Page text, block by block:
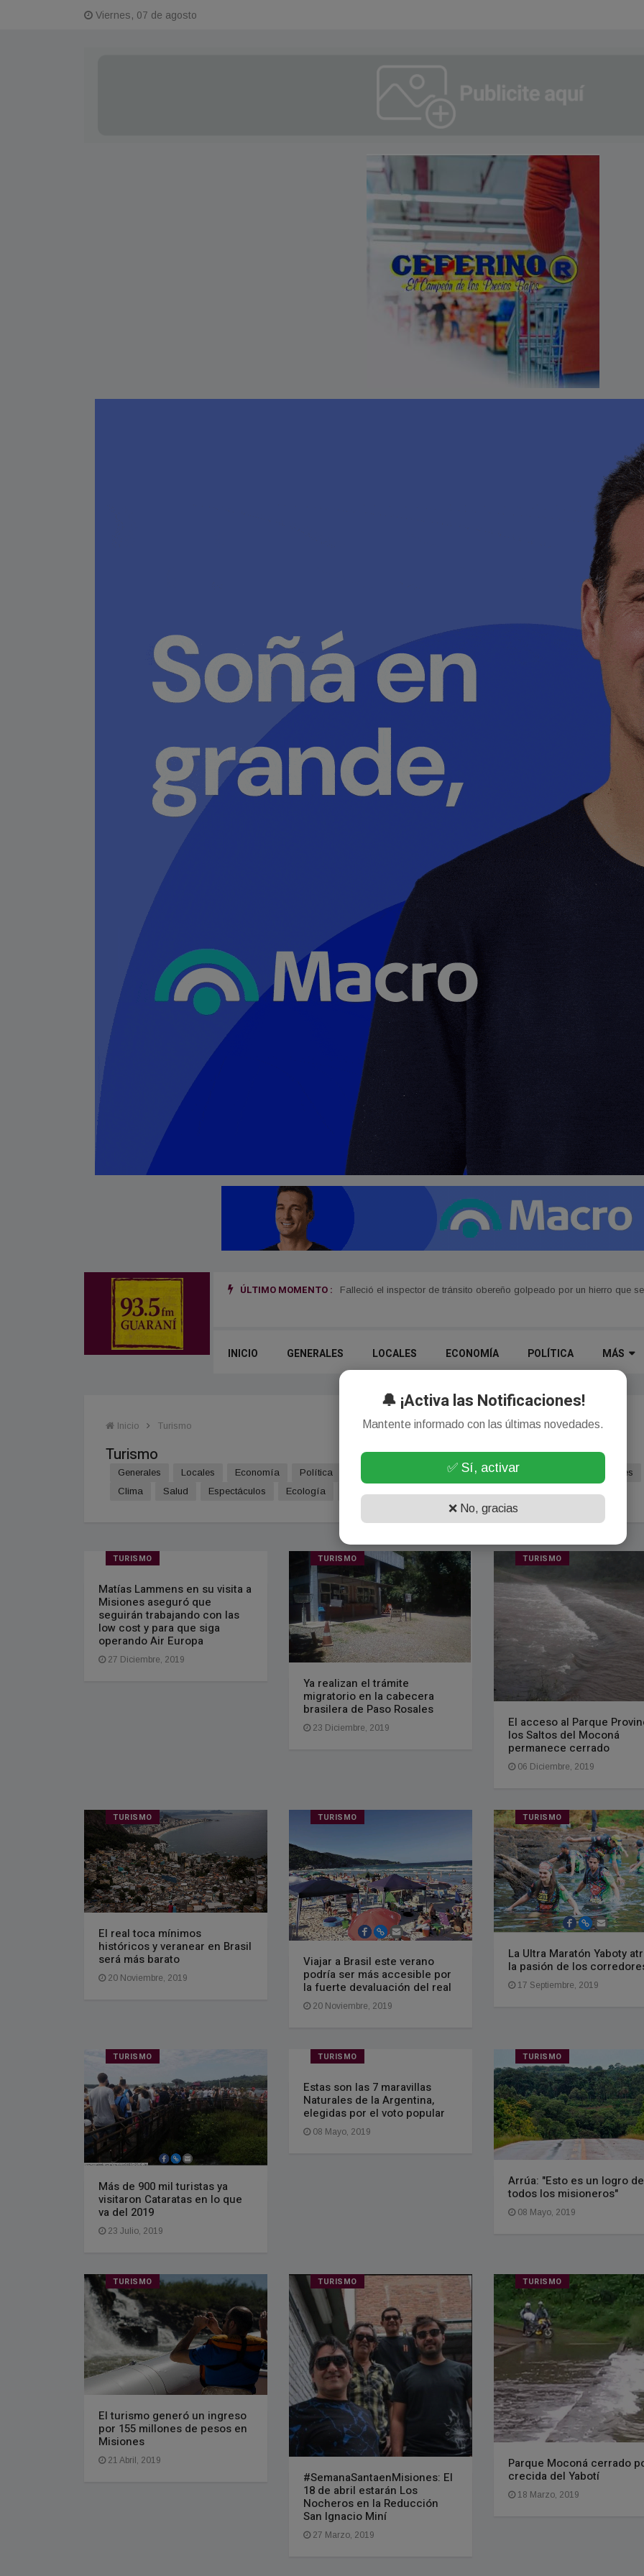
Viernes, 07 de agosto
ÚLTIMO MOMENTO :
mercaderías de contrabando desde Paraguay a Brasil Falleció el inspector de tránsito obereño golpeado por un hierro que
INICIO GENERALES LOCALES ECONOMÍA POLÍTICA MÁS
Inicio Turismo
Turismo
Generales Locales Economía Política Policiales
Internacionales
Clima
Salud Espectáculos Ecología
TURISMO
Matías Lammens en su visita a
Misiones aseguró que
seguirán trabajando con las
low cost y para que siga
operando Air Europa
27 Diciembre, 2019
TURISMO
Ya realizan el trámite
migratorio en la cabecera
brasilera de Paso Rosales
23 Diciembre, 2019
TURISMO
El acceso al Parque
los Saltos del Moconá
permanece cerrado
06 Diciembre, 2019
TURISMO
El real toca mínimos
históricos y veranear en Brasil
será más barato
20 Noviembre, 2019
TURISMO
Viajar a Brasil este verano
podría ser más accesible por
la fuerte devaluación del real
20 Noviembre, 2019
TURISMO
La Ultra Maratón Yaboty
la pasión de los
17 Septiembre, 2019
TURISMO
Más de 900 mil turistas ya
visitaron Cataratas en lo que
va del 2019
23 Julio, 2019
TURISMO
Estas son las 7 maravillas
Naturales de la Argentina,
elegidas por el voto popular
08 Mayo, 2019
TURISMO
Arrúa: "Esto es un logro de
todos los misioneros"
08 Mayo, 2019
TURISMO
El turismo generó un ingreso
por 155 millones de pesos en
Misiones
21 Abril, 2019
TURISMO
#SemanaSantaenMisiones: El
18 de abril estarán Los
Nocheros en la Reducción
San Ignacio Miní
27 Marzo, 2019
TURISMO
Parque Moconá cerrado
crecida del Yabotí
18 Marzo, 2019
🔔 ¡Activa las Notificaciones!
Mantente informado con las últimas novedades.
✅ Sí, activar
❌ No, gracias